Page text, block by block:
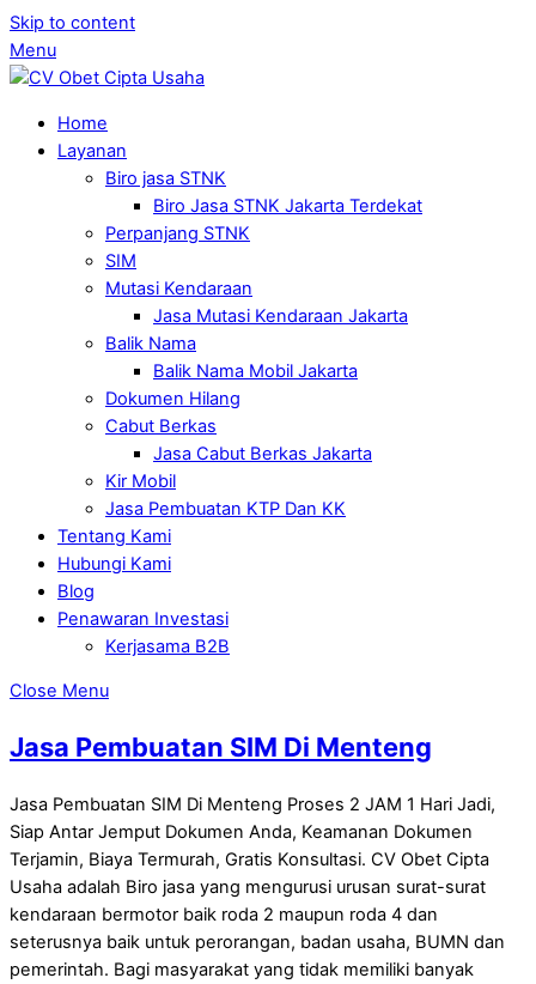
Skip to content
Menu
Home
Layanan
Biro jasa STNK
Biro Jasa STNK Jakarta Terdekat
Perpanjang STNK
SIM
Mutasi Kendaraan
Jasa Mutasi Kendaraan Jakarta
Balik Nama
Balik Nama Mobil Jakarta
Dokumen Hilang
Cabut Berkas
Jasa Cabut Berkas Jakarta
Kir Mobil
Jasa Pembuatan KTP Dan KK
Tentang Kami
Hubungi Kami
Blog
Penawaran Investasi
Kerjasama B2B
Close Menu
Jasa Pembuatan SIM Di Menteng
Jasa Pembuatan SIM Di Menteng Proses 2 JAM 1 Hari Jadi,
Siap Antar Jemput Dokumen Anda, Keamanan Dokumen
Terjamin, Biaya Termurah, Gratis Konsultasi. CV Obet Cipta
Usaha adalah Biro jasa yang mengurusi urusan surat-surat
kendaraan bermotor baik roda 2 maupun roda 4 dan
seterusnya baik untuk perorangan, badan usaha, BUMN dan
pemerintah. Bagi masyarakat yang tidak memiliki banyak